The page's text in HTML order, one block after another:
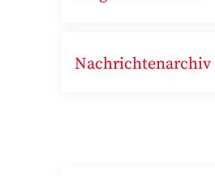
Nachrichtenarchiv